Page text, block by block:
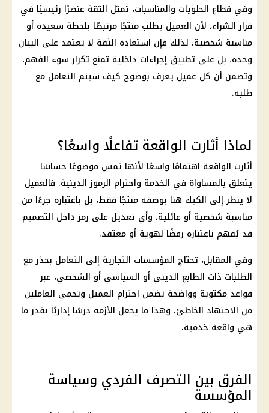
وفي قطاع الحلويات والمناسبات، تمثل الثقة عنصرًا رئيسيًا في
قرار الشراء، لأن العميل يطلب منتجًا مرتبطًا بلحظة سعيدة أو
مناسبة شخصية. لذلك فإن استعادة الثقة لا تعتمد على البيان
وحده، بل على تطبيق إجراءات داخلية تمنع تكرار سوء الفهم،
وتضمن أن كل عميل يعرف بوضوح كيف سيتم التعامل مع
طلبه.
لماذا أثارت الواقعة تفاعلًا واسعًا؟
أثارت الواقعة اهتمامًا واسعًا لأنها تمس موضوعًا حساسًا
يتعلق بالمساواة في الخدمة واحترام الرموز الدينية. فالعميل
لا ينظر إلى الكيك هنا بوصفه منتجًا فقط، بل باعتباره جزءًا من
مناسبة شخصية أو عائلية، وأي تعديل على رمز داخل التصميم
قد يُفهم باعتباره رفضًا لهوية أو معتقد.
وفي المقابل، تحتاج المؤسسات التجارية إلى التعامل بحذر مع
الطلبات ذات الطابع الديني أو السياسي أو الشخصي، عبر
قواعد مكتوبة وواضحة تضمن احترام العميل وتحمي العاملين
من الاجتهاد الخاطئ. وهذا ما يجعل الأزمة درسًا إداريًا بقدر ما
هي واقعة خدمية.
الفرق بين التصرف الفردي وسياسة
المؤسسة